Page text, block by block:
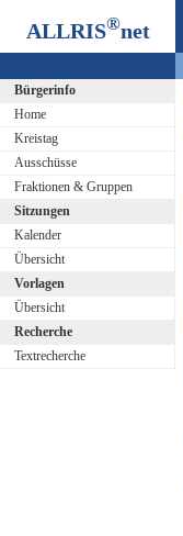
ALLRIS®net
Bürgerinfo
Home
Kreistag
Ausschüsse
Fraktionen & Gruppen
Sitzungen
Kalender
Übersicht
Vorlagen
Übersicht
Recherche
Textrecherche